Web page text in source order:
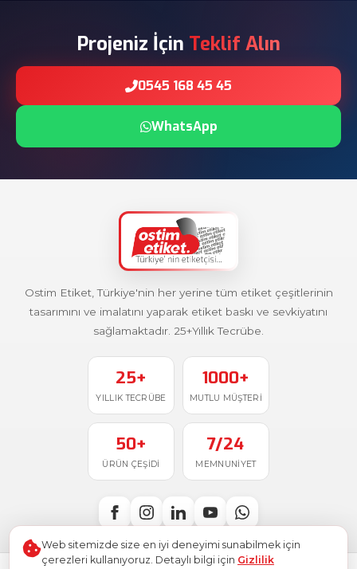
Projeniz İçin Teklif Alın
0545 168 45 45
WhatsApp
Ostim Etiket, Türkiye'nin her yerine tüm etiket çeşitlerinin
tasarımını ve imalatını yaparak etiket baskı ve sevkiyatını
sağlamaktadır. 25+Yıllık Tecrübe.
25+
YILLIK TECRÜBE
1000+
MUTLU MÜŞTERI
50+
ÜRÜN ÇEŞIDI
7/24
MEMNUNIYET
Web sitemizde size en iyi deneyimi sunabilmek için
çerezleri kullanıyoruz. Detaylı bilgi için Gizlilik